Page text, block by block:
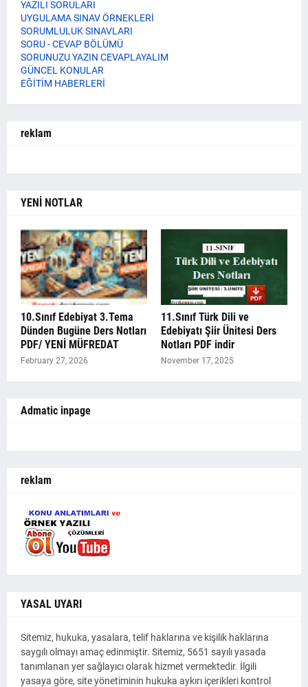
YAZILI SORULARI
UYGULAMA SINAV ÖRNEKLERİ
SORUMLULUK SINAVLARI
SORU - CEVAP BÖLÜMÜ
SORUNUZU YAZIN CEVAPLAYALIM
GÜNCEL KONULAR
EĞİTİM HABERLERİ
reklam
YENİ NOTLAR
10.Sınıf Edebiyat 3.Tema
Dünden Bugüne Ders Notları
PDF/ YENİ MÜFREDAT
February 27, 2026
11.Sınıf Türk Dili ve
Edebiyatı Şiir Ünitesi Ders
Notları PDF indir
November 17, 2025
Admatic inpage
reklam
YASAL UYARI
Sitemiz, hukuka, yasalara, telif haklarına ve kişilik haklarına
saygılı olmayı amaç edinmiştir. Sitemiz, 5651 sayılı yasada
tanımlanan yer sağlayıcı olarak hizmet vermektedir. İlgili
yasaya göre, site yönetiminin hukuka aykırı içerikleri kontrol